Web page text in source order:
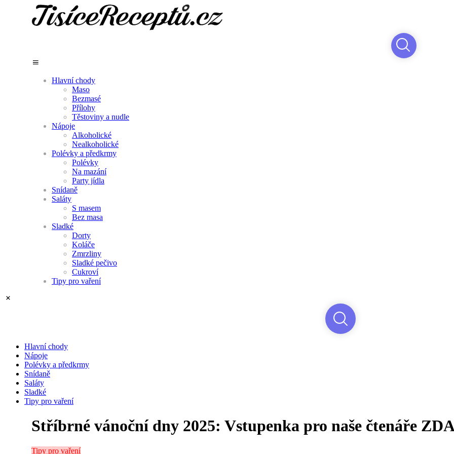
Hlavní chody
Maso
Bezmasé
Přílohy
Těstoviny a nudle
Nápoje
Alkoholické
Nealkoholické
Polévky a předkrmy
Polévky
Na mazání
Party jídla
Snídaně
Saláty
S masem
Bez masa
Sladké
Dorty
Koláče
Zmrzliny
Sladké pečivo
Cukroví
Tipy pro vaření
Hlavní chody
Nápoje
Polévky a předkrmy
Snídaně
Saláty
Sladké
Tipy pro vaření
Stříbrné vánoční dny 2025: Vstupenka pro naše čtenáře
Tipy pro vaření